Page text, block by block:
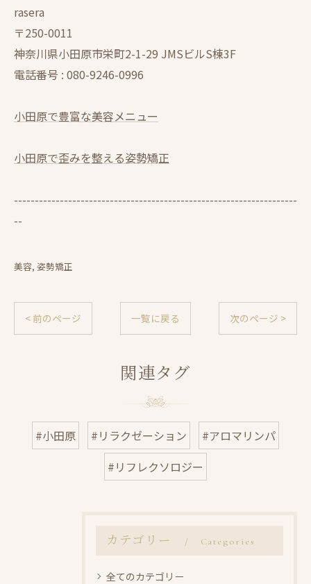
rasera
〒250-0011
神奈川県小田原市栄町2-1-29 JMSビルS棟3F
電話番号 : 080-9246-0996
小田原で豊富な美容メニュー
小田原で歪みを整える姿勢矯正
--------------------------------------------------------------------
--
美容 姿勢矯正
< 前のページ 一覧に戻る 次のページ >
関連タグ
#小田原 #リラクゼーション
#アロマリンパ
#リフレクソロジー
カテゴリー Categories
全てのカテゴリー